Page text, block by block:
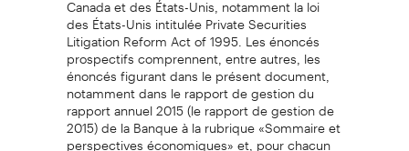
des États-Unis intitulée Private Securities
Litigation Reform Act of 1995. Les énoncés
prospectifs comprennent, entre autres, les
énoncés figurant dans le présent document,
notamment dans le rapport de gestion du
rapport annuel 2015 (le rapport de gestion de
2015) de la Banque à la rubrique «Sommaire et
perspectives économiques» et, pour chacun